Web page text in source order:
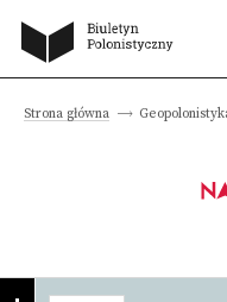
Strona główna